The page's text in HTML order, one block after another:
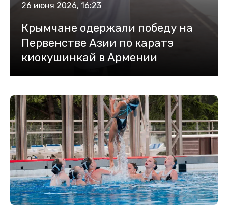
26 июня 2026, 16:23
Крымчане одержали победу на
Первенстве Азии по каратэ
киокушинкай в Армении